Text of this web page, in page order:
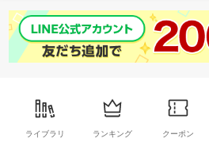
ライブラリ ランキング クーポン